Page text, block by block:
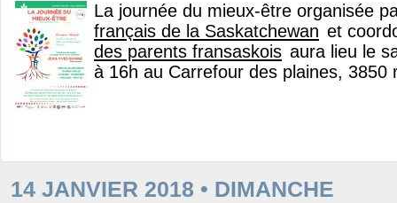
La journée du mieux-être organisée
français de la Saskatchewan et
des parents fransaskois aura lieu le
à 16h au Carrefour des plaines, 3850
14 JANVIER 2018 • DIMANCHE